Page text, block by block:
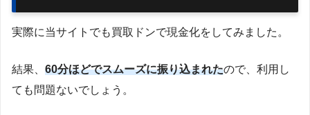
実際に当サイトでも買取ドンで現金化をしてみました。
結果、 60分ほどでスムーズに振り込まれたので、利用し
ても問題ないでしょう。